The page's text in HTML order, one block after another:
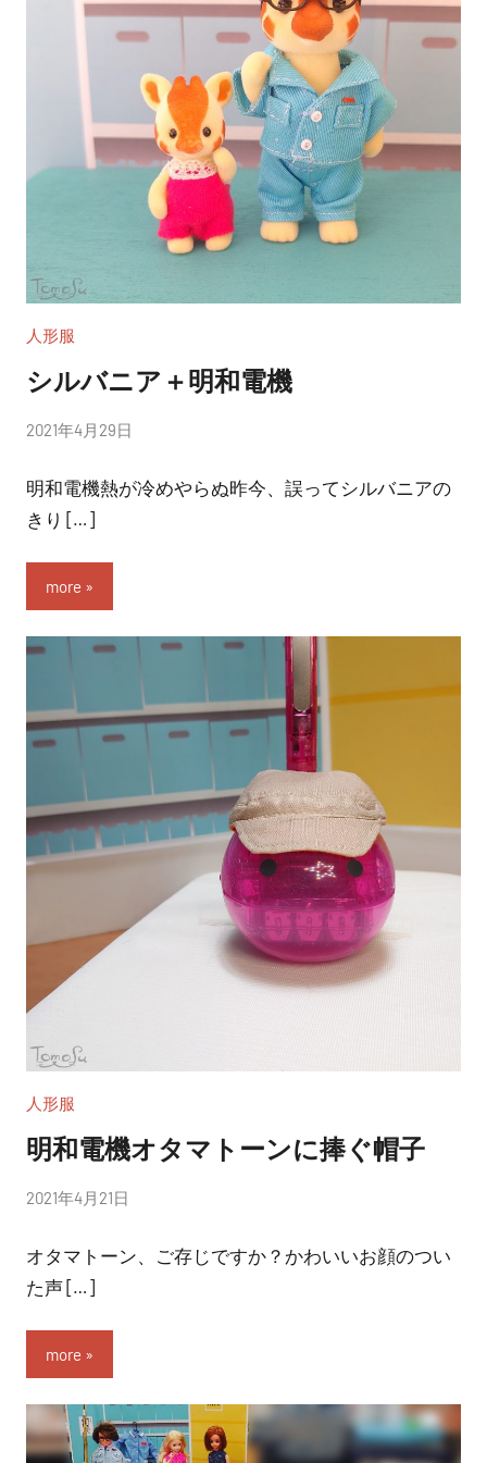
人形服
シルバニア＋明和電機
投
者:
nitchom
2021年4月29日
明和電機熱が冷めやらぬ昨今、誤ってシルバニアの
きり […]
more
人形服
明和電機オタマトーンに捧ぐ帽子
投
者:
nitchom
2021年4月21日
オタマトーン、ご存じですか？かわいいお顔のつい
た声 […]
more